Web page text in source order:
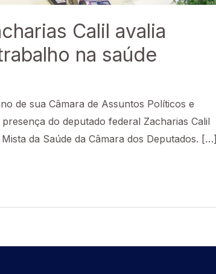
Calil avalia
na saúde
de sua Câmara de Assuntos Políticos e
do deputado federal Zacharias Calil
da Saúde da Câmara dos Deputados. […]